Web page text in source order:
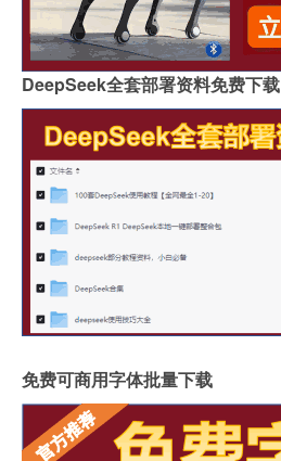
DeepSeek全套部署资料免费下载
免费可商用字体批量下载